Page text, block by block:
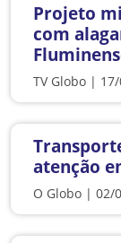
Projeto
com
TV Globo |
atenção
O Globo | 02/